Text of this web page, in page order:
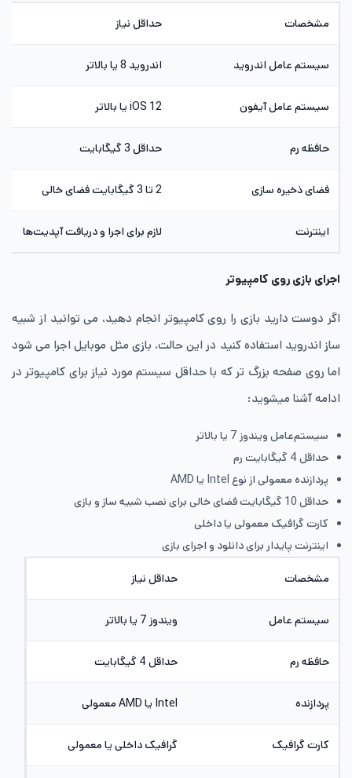
مشخصات حداقل نیاز
سیستم عامل اندروید اندروید 8 یا بالاتر
سیستم عامل آیفون iOS 12 یا بالاتر
حافظه رم حداقل 3 گیگابایت
فضای ذخیره سازی 2 تا 3 گیگابایت فضای خالی
اینترنت لازم برای اجرا و دریافت آپدیت‌ها
اجرای بازی روی کامپیوتر
اگر دوست دارید بازی را روی کامپیوتر انجام دهید، می توانید از شبیه
ساز اندروید استفاده کنید در این حالت، بازی مثل موبایل اجرا می شود
اما روی صفحه بزرگ تر که با حداقل سیستم مورد نیاز برای کامپیوتر در
ادامه آشنا میشوید:
سیستم‌عامل ویندوز 7 یا بالاتر
حداقل 4 گیگابایت رم
پردازنده معمولی از نوع Intel یا AMD
حداقل 10 گیگابایت فضای خالی برای نصب شبیه ساز و بازی
کارت گرافیک معمولی یا داخلی
اینترنت پایدار برای دانلود و اجرای بازی
مشخصات حداقل نیاز
سیستم عامل ویندوز 7 یا بالاتر
حافظه رم حداقل 4 گیگابایت
پردازنده Intel یا AMD معمولی
کارت گرافیک گرافیک داخلی یا معمولی